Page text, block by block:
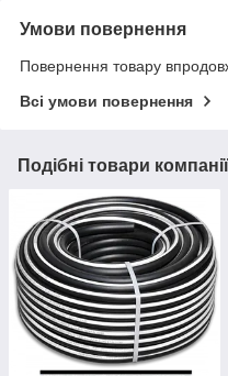
Умови повернення
Повернення товару
Всі умови повернення
Подібні товари компанії